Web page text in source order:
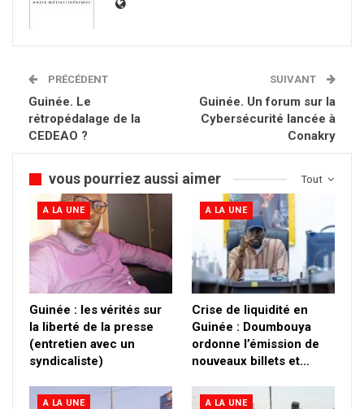
PRÉCÉDENT
Guinée. Le
rétropédalage de la
CEDEAO ?
SUIVANT
Guinée. Un forum sur la
Cybersécurité lancée à
Conakry
Tout
vous pourriez aussi aimer
A LA UNE
Guinée : les vérités sur
la liberté de la presse
(entretien avec un
syndicaliste)
A LA UNE
Crise de liquidité en
Guinée : Doumbouya
ordonne l’émission de
nouveaux billets et…
A LA UNE A LA UNE